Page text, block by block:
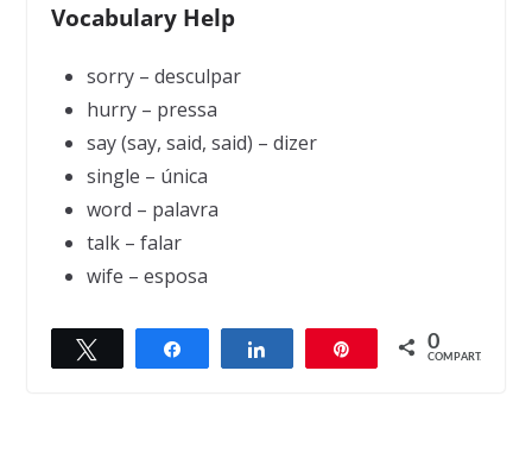
Vocabulary Help
sorry – desculpar
hurry – pressa
say (say, said, said) – dizer
single – única
word – palavra
talk – falar
wife – esposa
Compartilhar Compartilhar 0
COMPART.
← Previous
Next →